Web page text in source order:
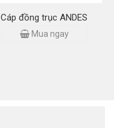
Cáp đồng trục ANDES
Mua ngay